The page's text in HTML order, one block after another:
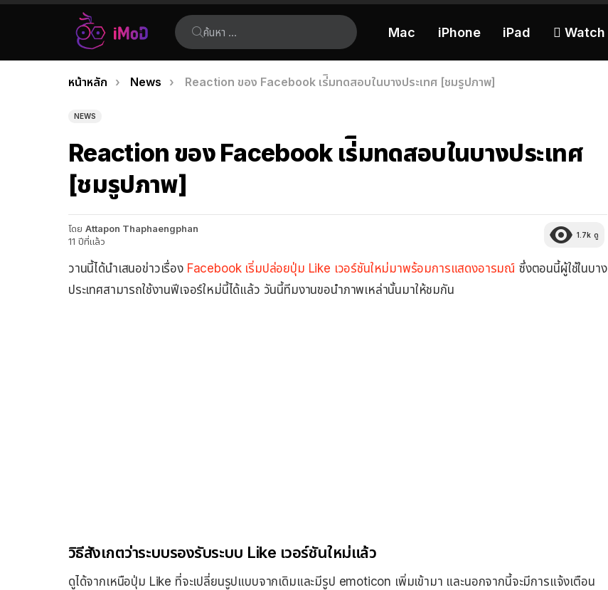
ค้นหา:
Mac iPhone iPad  Watch
เรื่อง
ล่าสุด
คุณอยู่ที่นี่:
หน้าหลัก News Reaction ของ Facebook เร่ิมทดสอบในบางประเทศ [ชมรูปภาพ]
NEWS
Reaction ของ Facebook เร่ิมทดสอบในบางประเทศ
[ชมรูปภาพ]
โดย Attapon Thaphaengphan
11 ปีที่แล้ว
1.7k ดู
วานนี้ได้นำเสนอข่าวเรื่อง Facebook เริ่มปล่อยปุ่ม Like เวอร์ชันใหม่มาพร้อมการแสดงอารมณ์ ซึ่งตอนนี้ผู้ใช้ในบาง
ประเทศสามารถใช้งานฟีเจอร์ใหม่นี้ได้แล้ว วันนี้ทีมงานขอนำภาพเหล่านั้นมาให้ชมกัน
วิธีสังเกตว่าระบบรองรับระบบ Like เวอร์ชันใหม่แล้ว
ดูได้จากเหนือปุ่ม Like ที่จะเปลี่ยนรูปแบบจากเดิมและมีรูป emoticon เพิ่มเข้ามา และนอกจากนี้จะมีการแจ้งเตือน